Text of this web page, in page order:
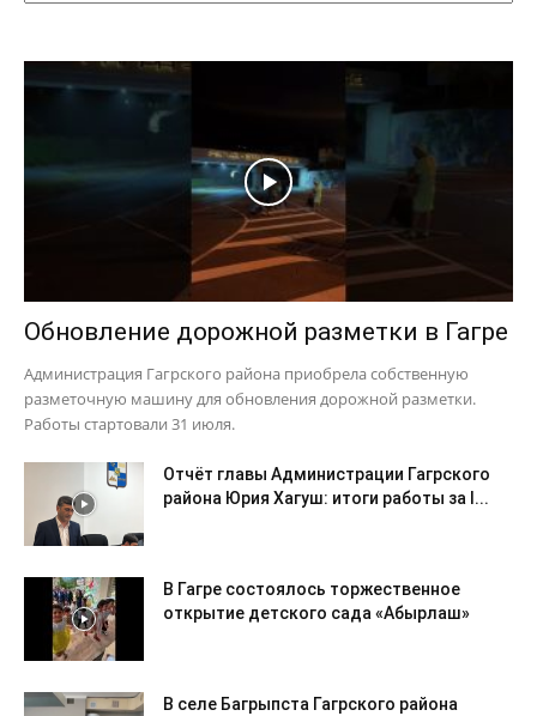
Обновление дорожной разметки в Гагре
Администрация Гагрского района приобрела собственную
разметочную машину для обновления дорожной разметки.
Работы стартовали 31 июля.
Отчёт главы Администрации Гагрского
района Юрия Хагуш: итоги работы за I...
В Гагре состоялось торжественное
открытие детского сада «Абырлаш»
В селе Багрыпста Гагрского района